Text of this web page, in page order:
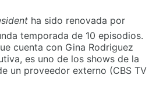
ha sido renovada por
temporada de 10 episodios.
cuenta con Gina Rodriguez
es uno de los shows de la
un proveedor externo (CBS TV